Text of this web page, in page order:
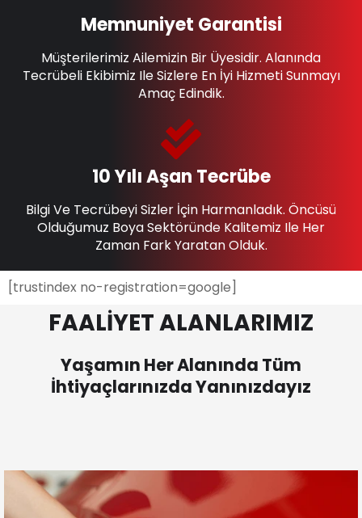
10 Yılı Aşan Tecrübe
Bilgi Ve Tecrübeyi Sizler İçin Harmanladık. Öncüsü
Olduğumuz Boya Sektöründe Kalitemiz Ile Her
Zaman Fark Yaratan Olduk.
Memnuniyet Garantisi
Müşterilerimiz Ailemizin Bir Üyesidir. Alanında
Tecrübeli Ekibimiz Ile Sizlere En İyi Hizmeti Sunmayı
Amaç Edindik.
[trustindex no-registration=google]
FAALİYET ALANLARIMIZ
Yaşamın Her Alanında Tüm
İhtiyaçlarınızda Yanınızdayız